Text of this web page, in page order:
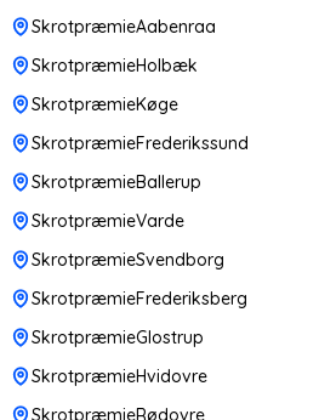
SkrotpræmieAabenraa
SkrotpræmieHolbæk
SkrotpræmieKøge
SkrotpræmieFrederikssund
SkrotpræmieBallerup
SkrotpræmieVarde
SkrotpræmieSvendborg
SkrotpræmieFrederiksberg
SkrotpræmieGlostrup
SkrotpræmieHvidovre
SkrotpræmieRødovre